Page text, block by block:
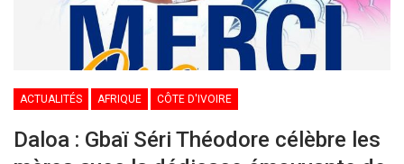
ACTUALITÉS AFRIQUE CÔTE D'IVOIRE
Daloa : Gbaï Séri Théodore célèbre les